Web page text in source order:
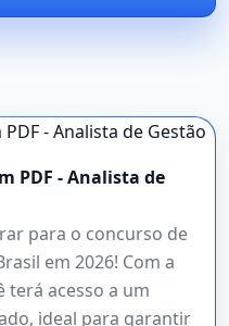
PDF - Analista de
para o concurso de
em 2026! Com a
terá acesso a um
ideal para garantir